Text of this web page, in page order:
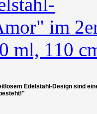
Edelstahl-Design sind